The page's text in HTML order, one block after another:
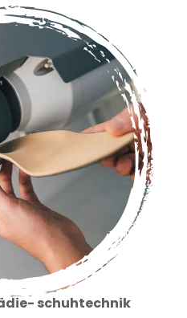
schuhtechnik